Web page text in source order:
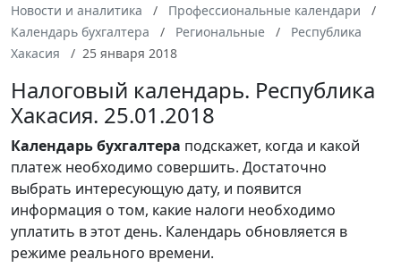
Новости и аналитика
Профессиональные календари
Календарь бухгалтера
Региональные
Республика
Хакасия
25 января 2018
Налоговый календарь. Республика
Хакасия. 25.01.2018
Календарьбухгалтера подскажет, когда и какой
платеж необходимо совершить. Достаточно
выбрать интересующую дату, и появится
информация о том, какие налоги необходимо
уплатить в этот день. Календарь обновляется в
режиме реального времени.